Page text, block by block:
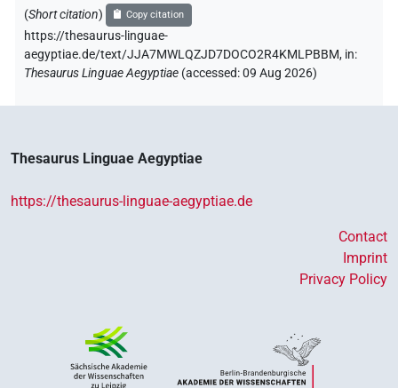
(Short citation) Copy citation
https://thesaurus-linguae-
aegyptiae.de/text/JJA7MWLQZJD7DOCO2R4KMLPBBM, in:
Thesaurus Linguae Aegyptiae (accessed:09 Aug 2026)
Thesaurus Linguae Aegyptiae
https://thesaurus-linguae-aegyptiae.de
Contact
Imprint
Privacy Policy